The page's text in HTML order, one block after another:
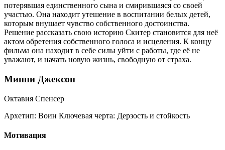
потерявшая единственного сына и смирившаяся со своей
участью. Она находит утешение в воспитании белых детей,
которым внушает чувство собственного достоинства.
Решение рассказать свою историю Скитер становится для неё
актом обретения собственного голоса и исцеления. К концу
фильма она находит в себе силы уйти с работы, где её не
уважают, и начать новую жизнь, свободную от страха.
Минни Джексон
Октавия Спенсер
Архетип: Воин Ключевая черта: Дерзость и стойкость
Мотивация